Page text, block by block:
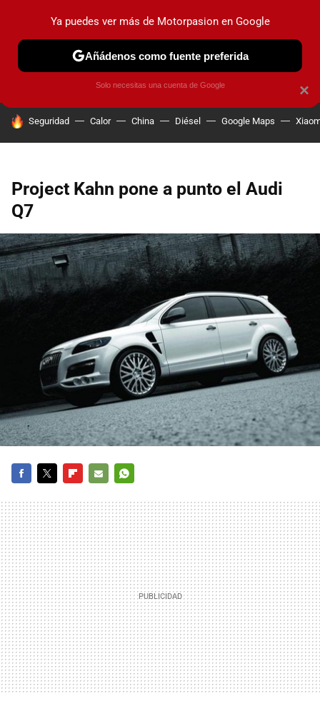
PRUEBAS COCHES ELÉCTRICOS OBSERVATORIO
HOY SE HABLA DE
Seguridad Calor China Diésel Google Maps
Project Kahn pone a punto el Audi
Q7
MAIL
×
Ya puedes ver más de Motorpasion en Google
Añádenos como fuente preferida
Solo necesitas una cuenta de Google